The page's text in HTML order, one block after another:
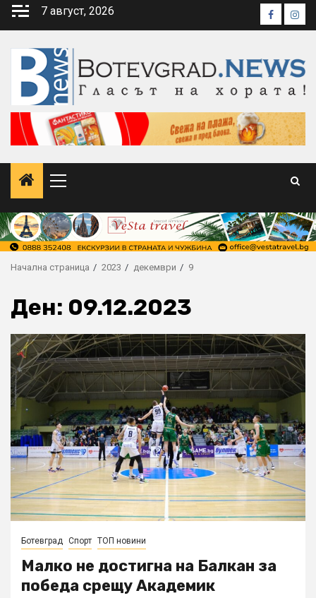
Skip
7 август, 2026 Facebook
Primary
Начална страница 2023 декември 9
Ден: 09.12.2023
Ботевград Спорт ТОП новини
Малко не достигна на Балкан за
победа срещу Академик